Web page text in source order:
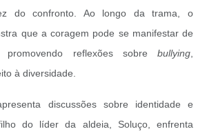
do confronto. Ao longo da trama, o
que a coragem pode se manifestar de
promovendo reflexões sobre bullying
à diversidade.
discussões sobre identidade e
do líder da aldeia, Soluço, enfrenta